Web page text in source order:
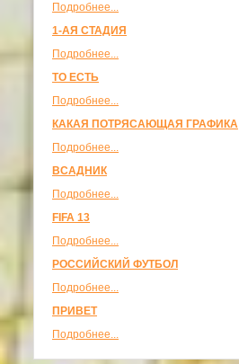
Подробнее...
1-АЯ СТАДИЯ
Подробнее...
ТО ЕСТЬ
Подробнее...
КАКАЯ ПОТРЯСАЮЩАЯ ГРАФИКА
Подробнее...
ВСАДНИК
Подробнее...
FIFA 13
Подробнее...
РОССИЙСКИЙ ФУТБОЛ
Подробнее...
ПРИВЕТ
Подробнее...